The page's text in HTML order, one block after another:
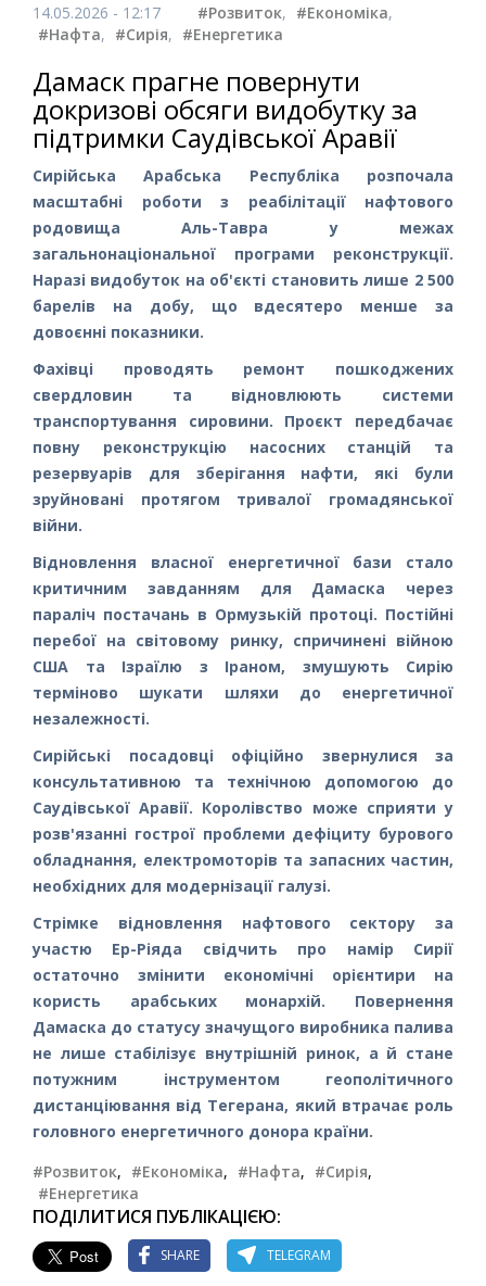
14.05.2026 - 12:17 #Розвиток, #Економіка,
#Нафта, #Сирія, #Енергетика
Дамаск прагне повернути
докризові обсяги видобутку за
підтримки Саудівської Аравії
Сирійська Арабська Республіка розпочала
масштабні роботи з реабілітації нафтового
родовища Аль-Тавра у межах
загальнонаціональної програми реконструкції.
Наразі видобуток на об'єкті становить лише 2 500
барелів на добу, що вдесятеро менше за
довоєнні показники.
Фахівці проводять ремонт пошкоджених
свердловин та відновлюють системи
транспортування сировини. Проєкт передбачає
повну реконструкцію насосних станцій та
резервуарів для зберігання нафти, які були
зруйновані протягом тривалої громадянської
війни.
Відновлення власної енергетичної бази стало
критичним завданням для Дамаска через
параліч постачань в Ормузькій протоці. Постійні
перебої на світовому ринку, спричинені війною
США та Ізраїлю з Іраном, змушують Сирію
терміново шукати шляхи до енергетичної
незалежності.
Сирійські посадовці офіційно звернулися за
консультативною та технічною допомогою до
Саудівської Аравії. Королівство може сприяти у
розв'язанні гострої проблеми дефіциту бурового
обладнання, електромоторів та запасних частин,
необхідних для модернізації галузі.
Стрімке відновлення нафтового сектору за
участю Ер-Ріяда свідчить про намір Сирії
остаточно змінити економічні орієнтири на
користь арабських монархій. Повернення
Дамаска до статусу значущого виробника палива
не лише стабілізує внутрішній ринок, а й стане
потужним інструментом геополітичного
дистанціювання від Тегерана, який втрачає роль
головного енергетичного донора країни.
#Розвиток, #Економіка, #Нафта, #Сирія,
#Енергетика
ПОДІЛИТИСЯ ПУБЛІКАЦІЄЮ:
SHARE TELEGRAM